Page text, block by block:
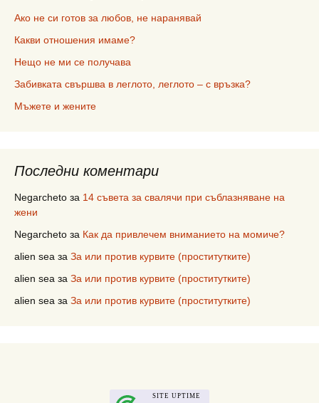
Ако не си готов за любов, не наранявай
Какви отношения имаме?
Нещо не ми се получава
Забивката свършва в леглото, леглото – с връзка?
Мъжете и жените
Последни коментари
Negarcheto за 14 съвета за свалячи при съблазняване на
жени
Negarcheto за Как да привлечем вниманието на момиче?
alien sea за За или против курвите (проститутките)
alien sea за За или против курвите (проститутките)
alien sea за За или против курвите (проститутките)